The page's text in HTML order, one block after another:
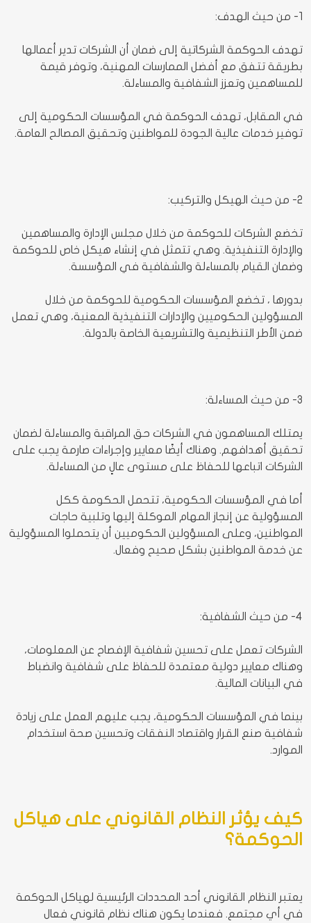
1- من حيث الهدف:
تهدف الحوكمة الشركاتية إلى ضمان أن الشركات تدير أعمالها
بطريقة تتفق مع أفضل الممارسات المهنية، وتوفر قيمة
للمساهمين وتعزز الشفافية والمساءلة.
في المقابل، تهدف الحوكمة في المؤسسات الحكومية إلى
توفير خدمات عالية الجودة للمواطنين وتحقيق المصالح العامة.
2- من حيث الهيكل والتركيب:
تخضع الشركات للحوكمة من خلال مجلس الإدارة والمساهمين
والإدارة التنفيذية. وهي تتمثل في إنشاء هيكل خاص للحوكمة
وضمان القيام بالمساءلة والشفافية في المؤسسة.
بدورها ، تخضع المؤسسات الحكومية للحوكمة من خلال
المسؤولين الحكوميين والإدارات التنفيذية المعنية، وهي تعمل
ضمن الأطر التنظيمية والتشريعية الخاصة بالدولة.
3- من حيث المساءلة:
يمتلك المساهمون في الشركات حق المراقبة والمساءلة لضمان
تحقيق أهدافهم. وهناك أيضًا معايير وإجراءات صارمة يجب على
الشركات اتباعها للحفاظ على مستوى عالٍ من المساءلة.
أما في المؤسسات الحكومية، تتحمل الحكومة ككل
المسؤولية عن إنجاز المهام الموكلة إليها وتلبية حاجات
المواطنين، وعلى المسؤولين الحكوميين أن يتحملوا المسؤولية
عن خدمة المواطنين بشكل صحيح وفعال.
4- من حيث الشفافية:
الشركات تعمل على تحسين شفافية الإفصاح عن المعلومات،
وهناك معايير دولية معتمدة للحفاظ على شفافية وانضباط
في البيانات المالية.
بينما في المؤسسات الحكومية، يجب عليهم العمل على زيادة
شفافية صنع القرار واقتصاد النفقات وتحسين صحة استخدام
الموارد.
كيف يؤثر النظام القانوني على هياكل
الحوكمة؟
يعتبر النظام القانوني أحد المحددات الرئيسية لهياكل الحوكمة
في أي مجتمع. فعندما يكون هناك نظام قانوني فعال